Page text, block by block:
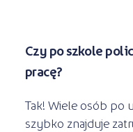
Czy po szkole
pracę?
Tak! Wiele osób po
szybko znajduje